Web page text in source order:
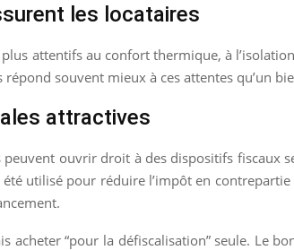
les locataires
attentifs au confort thermique, à
souvent mieux à ces attentes qu’un
attractives
ouvrir droit à des dispositifs fiscaux
utilisé pour réduire l’impôt en
acheter “pour la défiscalisation” seule. Le